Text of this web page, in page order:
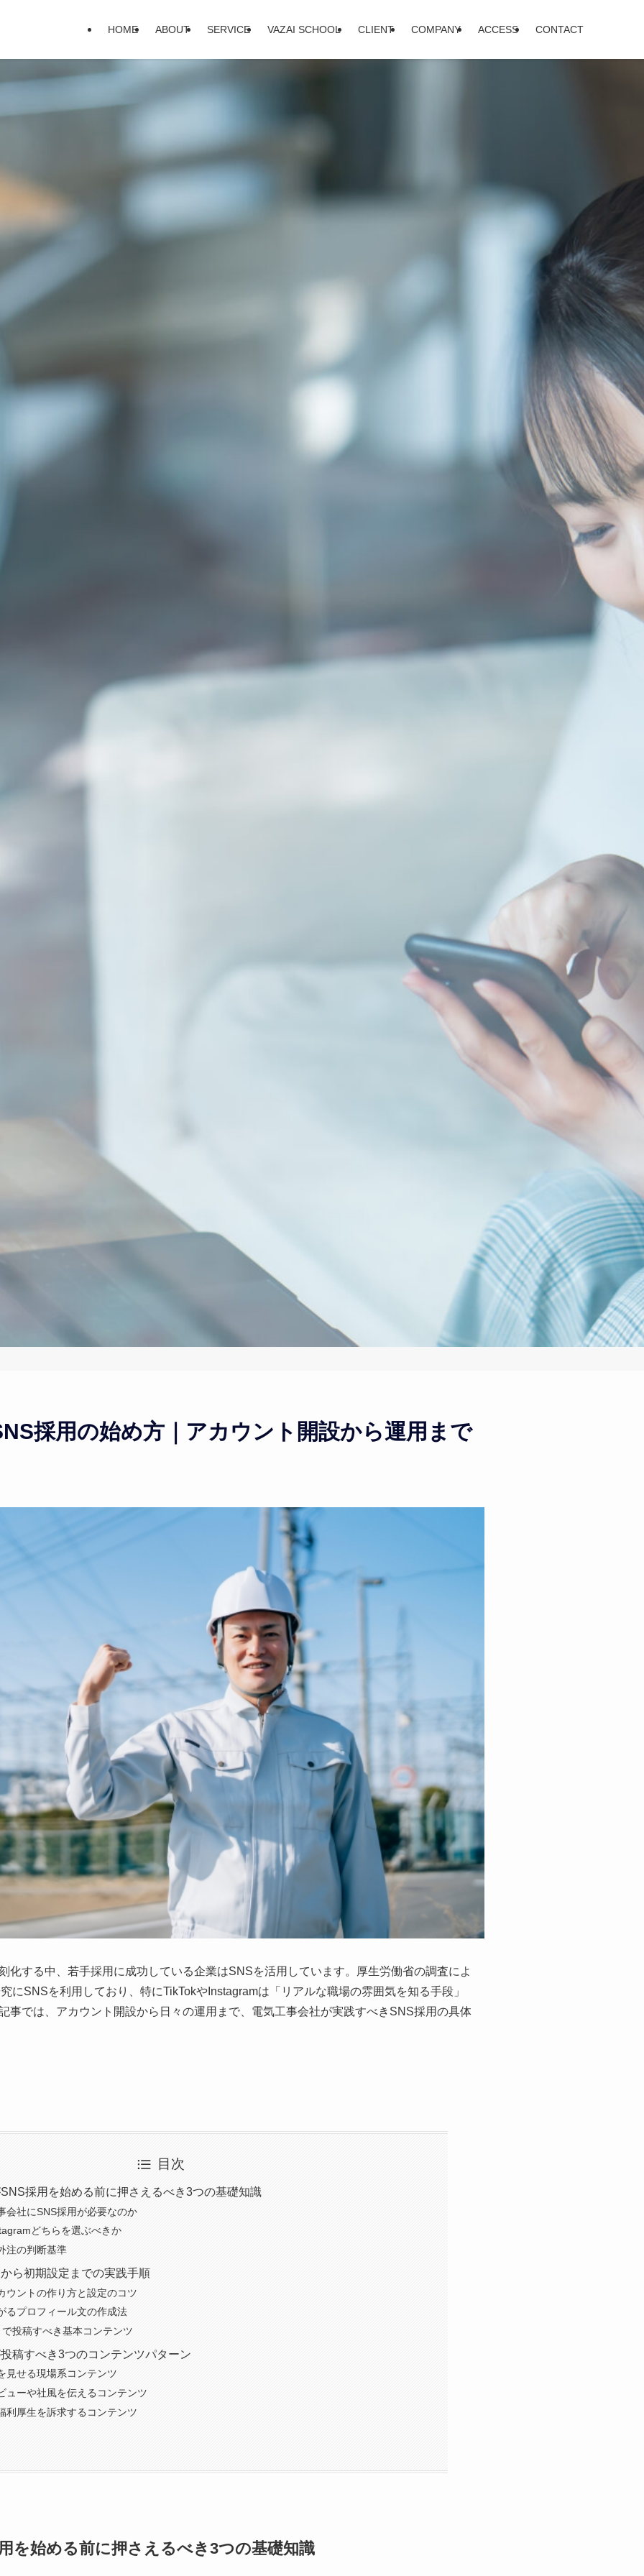
HOME ABOUT SERVICE VAZAI SCHOOL CLIENT COMPANY ACCESS CONTACT
採用の始め方｜アカウント開設から運用まで
化する中、若手採用に成功している企業はSNSを活用しています。厚生労働省の調査によ
にSNSを利用しており、特にTikTokやInstagramは「リアルな職場の雰囲気を知る手段」
事では、アカウント開設から日々の運用まで、電気工事会社が実践すべきSNS採用の具体
目次
採用を始める前に押さえるべき3つの基礎知識
会社にSNS採用が必要なのか
どちらを選ぶべきか
注の判断基準
ら初期設定までの実践手順
ウントの作り方と設定のコツ
るプロフィール文の作成法
投稿すべき基本コンテンツ
稿すべき3つのコンテンツパターン
見せる現場系コンテンツ
ューや社風を伝えるコンテンツ
利厚生を訴求するコンテンツ
を始める前に押さえるべき3つの基礎知識